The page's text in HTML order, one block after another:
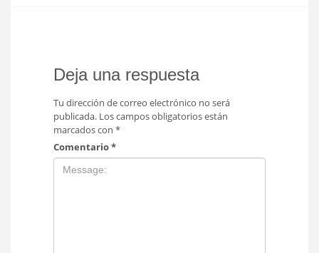
Deja una respuesta
Tu dirección de correo electrónico no será
publicada. Los campos obligatorios están
marcados con *
Comentario*